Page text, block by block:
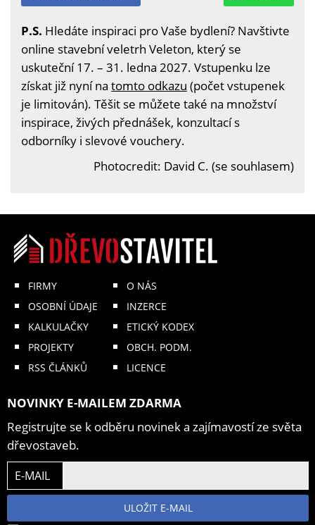
P.S. Hledáte inspiraci pro Vaše bydlení? Navštivte
online stavební veletrh Veleton, který se
uskuteční 17. – 31. ledna 2027. Vstupenku lze
získat již nyní na tomto odkazu (počet vstupenek
je limitován). Těšit se můžete také na množství
inspirace, živých přednášek, konzultací s
odborníky i slevové vouchery.
Photocredit: David C. (se souhlasem)
FIRMY
OSOBNÍ ÚDAJE
KALKULAČKY
PROJEKTY
RSS ČLÁNKŮ
O NÁS
INZERCE
ETICKÝ KODEX
OBCH. PODM.
LICENCE
NOVINKY E-MAILEM ZDARMA
Registrujte se k odběru novinek a zajímavostí ze světa
dřevostaveb.
E-MAIL
ULOŽIT E-MAIL